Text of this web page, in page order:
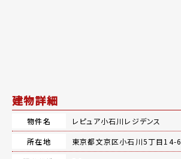
建物詳細
物件名
レピュア小石川レジデンス
所在地
東京都文京区小石川5丁目14-6